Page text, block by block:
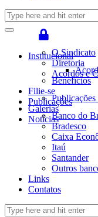
InstitucionalO Sindicato
Diretoria
Acordos e
Benefícios
Filie-se
Publicações
Galerias
NotíciasBanco do
Bradesco
Caixa
Itaú
Santander
Outros
Links
Contatos